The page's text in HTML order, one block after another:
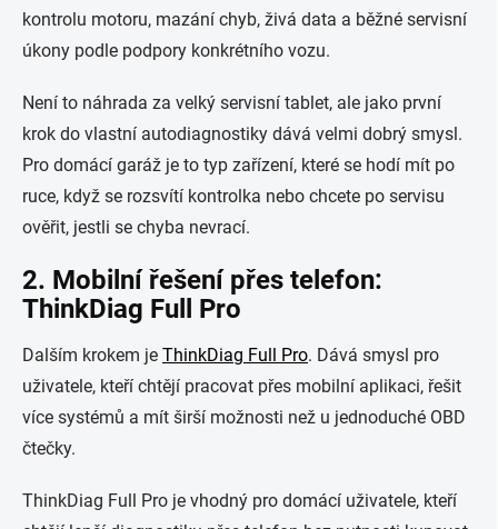
kontrolu motoru, mazání chyb, živá data a běžné servisní
úkony podle podpory konkrétního vozu.
Není to náhrada za velký servisní tablet, ale jako první
krok do vlastní autodiagnostiky dává velmi dobrý smysl.
Pro domácí garáž je to typ zařízení, které se hodí mít po
ruce, když se rozsvítí kontrolka nebo chcete po servisu
ověřit, jestli se chyba nevrací.
2. Mobilní řešení přes telefon:
ThinkDiag Full Pro
Dalším krokem je ThinkDiag Full Pro. Dává smysl pro
uživatele, kteří chtějí pracovat přes mobilní aplikaci, řešit
více systémů a mít širší možnosti než u jednoduché OBD
čtečky.
ThinkDiag Full Pro je vhodný pro domácí uživatele, kteří